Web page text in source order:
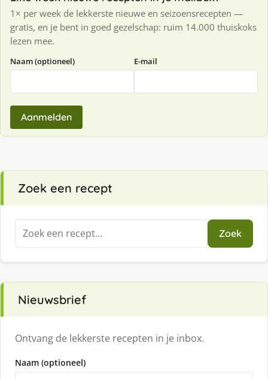
1× per week de lekkerste nieuwe en seizoensrecepten —
gratis, en je bent in goed gezelschap: ruim 14.000 thuiskoks
lezen mee.
Naam (optioneel) E-mail
Aanmelden
Zoek een recept
Zoeken
naar:
Zoek
Nieuwsbrief
Ontvang de lekkerste recepten in je inbox.
Naam (optioneel)